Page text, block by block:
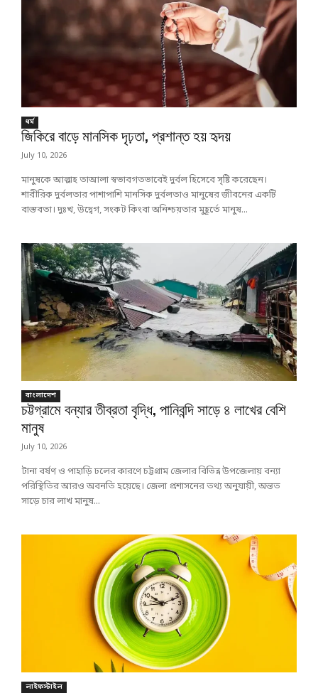
ধর্ম
জিকিরে বাড়ে মানসিক দৃঢ়তা, প্রশান্ত হয় হৃদয়
July 10, 2026
মানুষকে আল্লাহ তাআলা স্বভাবগতভাবেই দুর্বল হিসেবে সৃষ্টি করেছেন।
শারীরিক দুর্বলতার পাশাপাশি মানসিক দুর্বলতাও মানুষের জীবনের একটি
বাস্তবতা। দুঃখ, উদ্বেগ, সংকট কিংবা অনিশ্চয়তার মুহূর্তে মানুষ...
বাংলাদেশ
চট্টগ্রামে বন্যার তীব্রতা বৃদ্ধি, পানিবন্দি সাড়ে ৪ লাখের বেশি
মানুষ
July 10, 2026
টানা বর্ষণ ও পাহাড়ি ঢলের কারণে চট্টগ্রাম জেলার বিভিন্ন উপজেলায় বন্যা
পরিস্থিতির আরও অবনতি হয়েছে। জেলা প্রশাসনের তথ্য অনুযায়ী, অন্তত
সাড়ে চার লাখ মানুষ...
লাইফস্টাইল